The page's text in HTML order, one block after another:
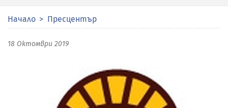
Начало Пресцентър
18 Октомври 2019